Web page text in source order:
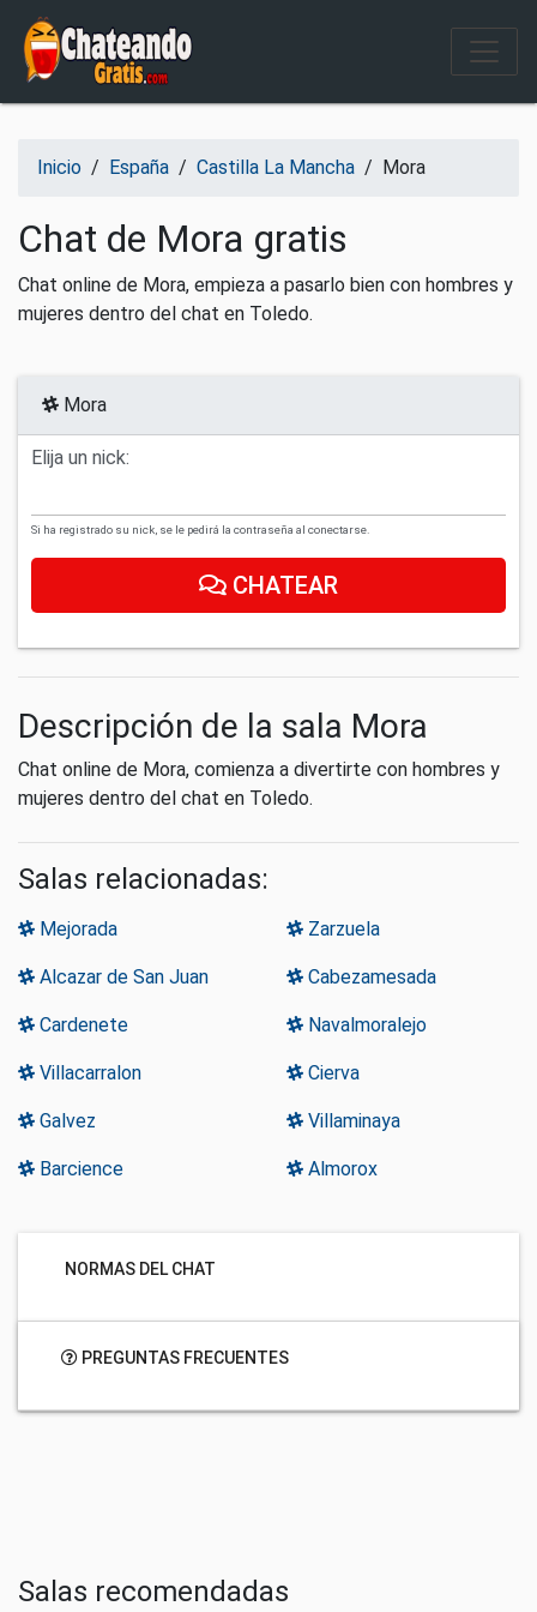
Salir del contenido
Inicio / España / Castilla La Mancha / Mora
Chat de Mora gratis
Chat online de Mora, empieza a pasarlo bien con hombres y
mujeres dentro del chat en Toledo.
Mora
Elija un nick:
Si ha registrado su nick, se le pedirá la contraseña al conectarse.
CHATEAR
Descripción de la sala Mora
Chat online de Mora, comienza a divertirte con hombres y
mujeres dentro del chat en Toledo.
Salas relacionadas:
Mejorada Zarzuela
Alcazar de San Juan Cabezamesada
Cardenete Navalmoralejo
Villacarralon Cierva
Galvez Villaminaya
Barcience Almorox
NORMAS DEL CHAT
PREGUNTAS FRECUENTES
Salas recomendadas